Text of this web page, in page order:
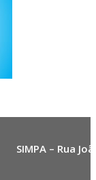
SIMPA – Rua